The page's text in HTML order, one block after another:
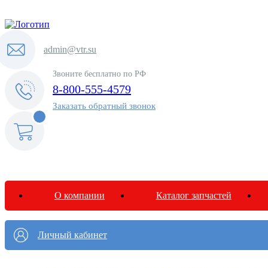
admin@vtr.su
Звоните бесплатно по РФ
8-800-555-4579
Заказать обратный звонок
order.count
|| 0 @>
О компании Каталог запчастей
Личный кабинет